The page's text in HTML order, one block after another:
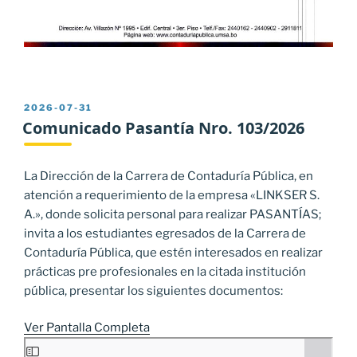
PUBLICADO
EL
2026-07-31
Comunicado Pasantía Nro. 103/2026
La Dirección de la Carrera de Contaduría Pública, en
atención a requerimiento de la empresa «LINKSER S.
A.», donde solicita personal para realizar PASANTÍAS;
invita a los estudiantes egresados de la Carrera de
Contaduría Pública, que estén interesados en realizar
prácticas pre profesionales en la citada institución
pública, presentar los siguientes documentos:
Ver Pantalla Completa
Saltar